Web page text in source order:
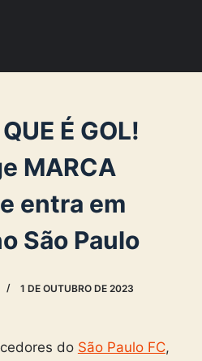
É GOL!
MARCA
entra em
São Paulo
1 DE OUTUBRO DE 2023
do São Paulo FC,